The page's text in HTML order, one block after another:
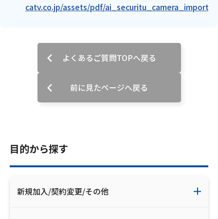
お電話でのお問い合わせ
受付時間：9:30〜18:00 年中無休
目的から探す
新規加入/契約変更/その他
catv.co.jp/assets/pdf/
よくあるご質問TOPへ戻る
前に見たページへ戻る